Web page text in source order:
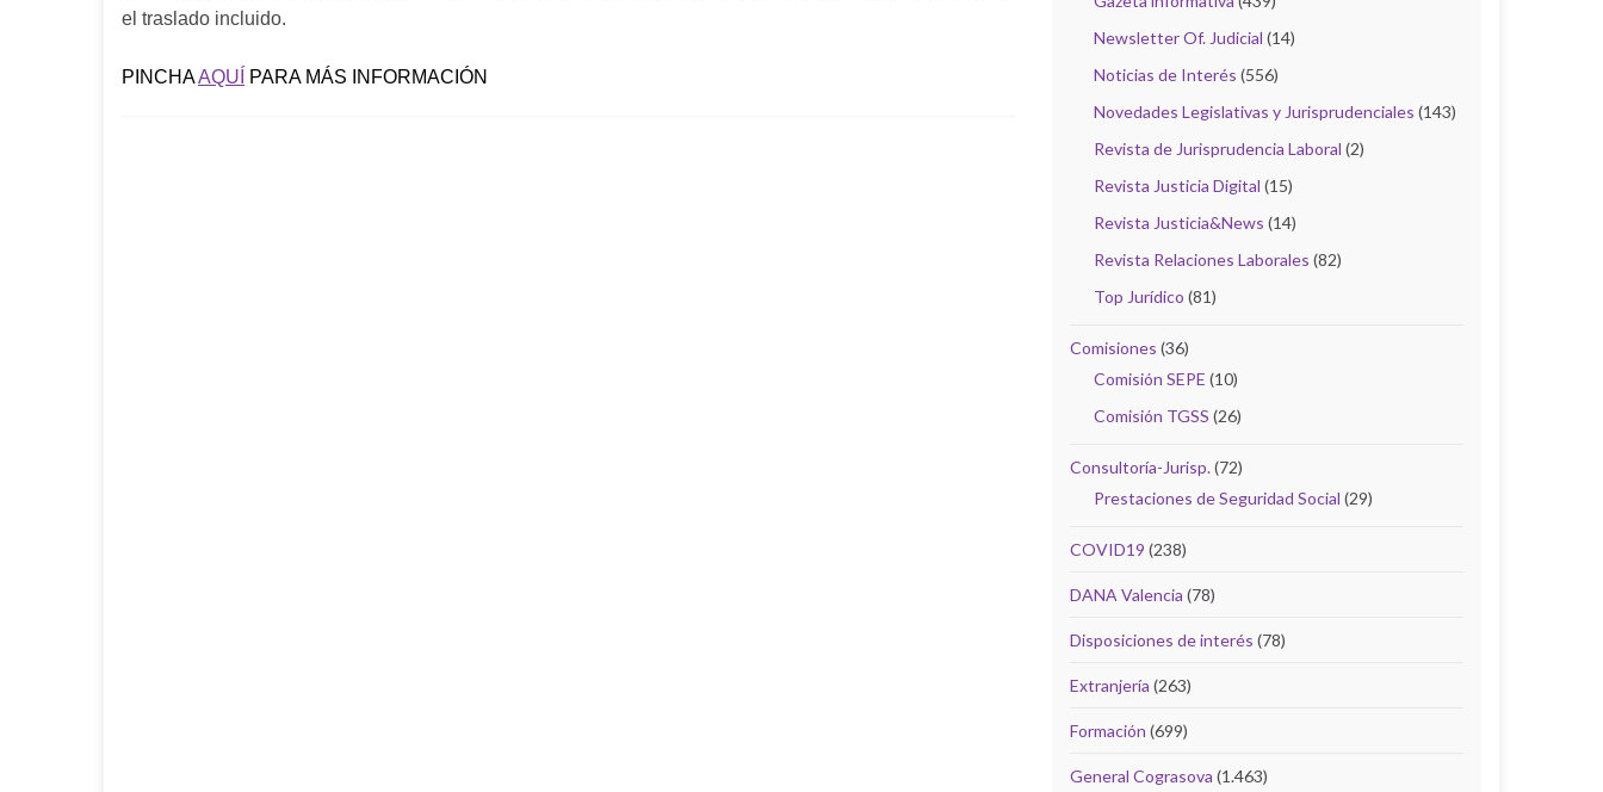
el traslado incluido.
PINCHAAQUÍ PARA MÁS INFORMACIÓN
Newsletter Of. Judicial (14)
Noticias de Interés (556)
Novedades Legislativas y Jurisprudenciales (143)
Revista de Jurisprudencia Laboral (2)
Revista Justicia Digital (15)
Revista Justicia&News (14)
Revista Relaciones Laborales (82)
Top Jurídico (81)
Comisiones (36)
Comisión SEPE (10)
Comisión TGSS (26)
Consultoría-Jurisp.(72)
Prestaciones de Seguridad Social (29)
COVID19 (238)
DANA Valencia (78)
Disposiciones de interés (78)
Extranjería (263)
Formación (699)
General Cograsova (1.463)